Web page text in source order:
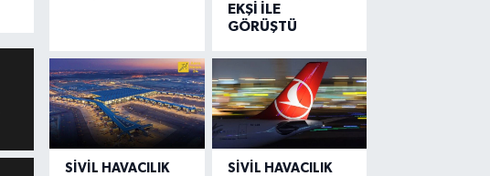
EKŞİ İLE
GÖRÜŞTÜ
SIVIL HAVACILIK SIVIL HAVACILIK